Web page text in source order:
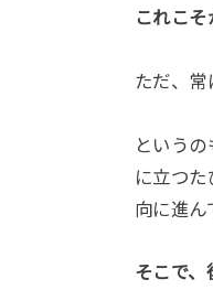
これこそ
ただ、常
という
に立つ
向に進ん
そこで、